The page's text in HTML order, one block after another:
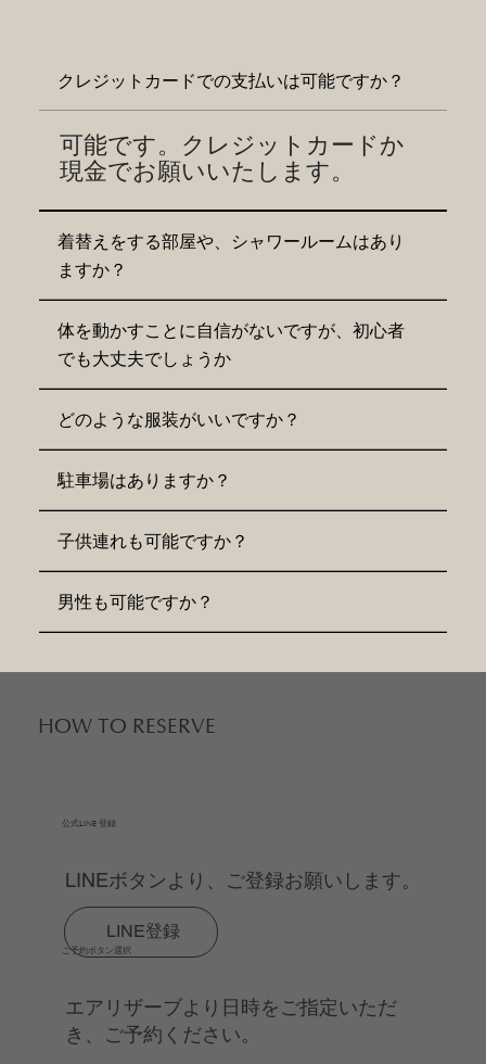
クレジットカードでの支払いは可能ですか？
​可能です。クレジットカードか
現金でお願いいたします。
着替えをする部屋や、シャワールームはあり
ますか？
体を動かすことに自信がないですが、初心者
でも大丈夫でしょうか
どのような服装がいいですか？
駐車場はありますか？
子供連れも可能ですか？
男性も可能ですか？
​HOW TO RESERVE
​公式LINE 登録
​LINEボタンより、ご登録お願いします。
​ご予約ボタン選択
​エアリザーブより日時をご指定いただ
き、ご予約ください。
LINE登録